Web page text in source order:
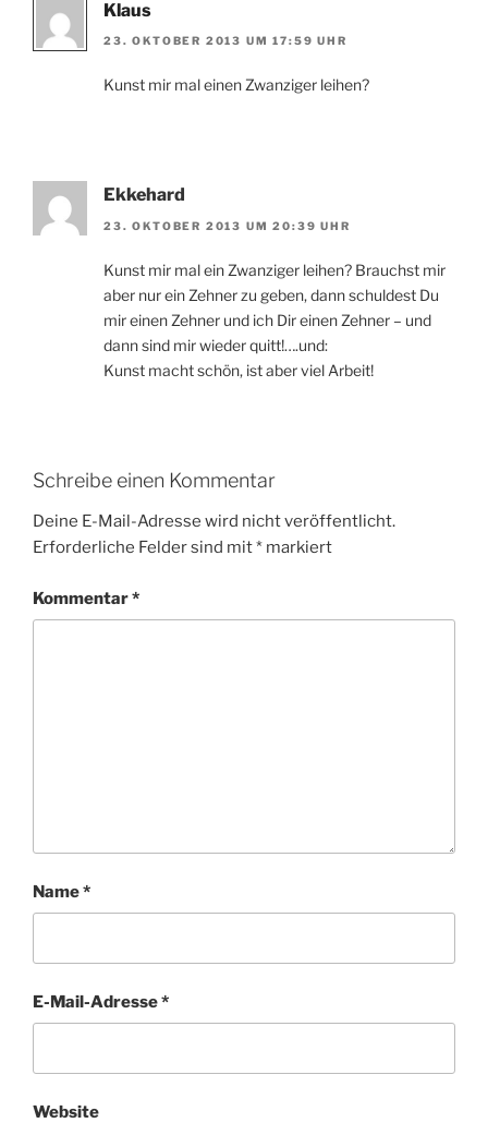
Klaus
23. OKTOBER 2013 UM 17:59 UHR
Kunst mir mal einen Zwanziger leihen?
Ekkehard
23. OKTOBER 2013 UM 20:39 UHR
Kunst mir mal ein Zwanziger leihen? Brauchst mir
aber nur ein Zehner zu geben, dann schuldest Du
mir einen Zehner und ich Dir einen Zehner – und
dann sind mir wieder quitt!….und:
Kunst macht schön, ist aber viel Arbeit!
Schreibe einen Kommentar
Deine E-Mail-Adresse wird nicht veröffentlicht.
Erforderliche Felder sind mit* markiert
Kommentar*
Name*
E-Mail-Adresse*
Website